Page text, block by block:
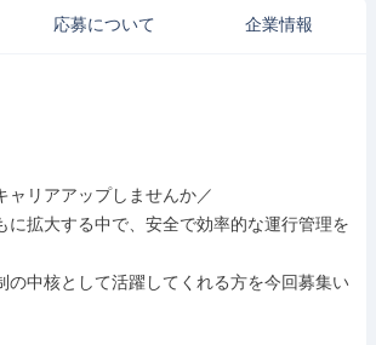
応募について 企業情報
ャリアアップしませんか／
に拡大する中で、安全で効率的な運行管理を
の中核として活躍してくれる方を今回募集い